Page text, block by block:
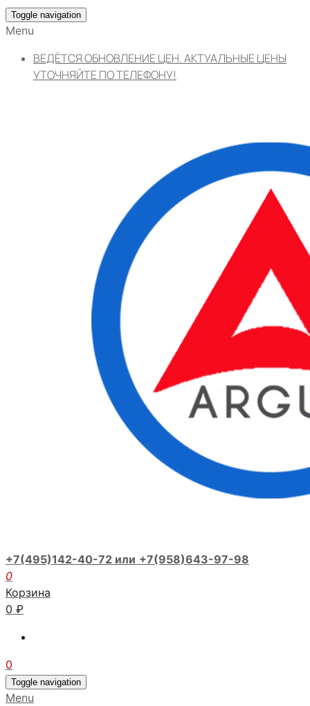
Toggle navigation
Menu
ВЕДЁТСЯ ОБНОВЛЕНИЕ ЦЕН. АКТУАЛЬНЫЕ ЦЕНЫ
УТОЧНЯЙТЕ ПО ТЕЛЕФОНУ!
+7(495)142-40-72 или +7(958)643-97-98
0
Корзина
0 ₽
0
Toggle navigation
Menu